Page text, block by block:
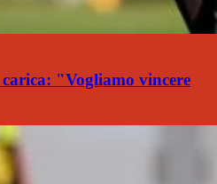
"Vogliamo vincere